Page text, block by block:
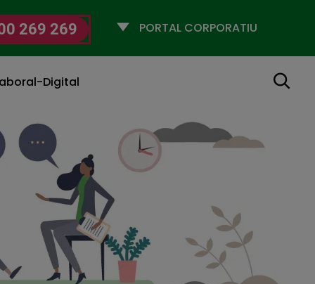
269 269
Selecciona
Digital Cerca